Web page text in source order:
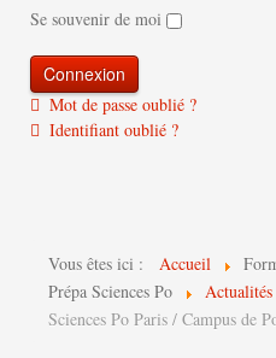
Se souvenir de moi
Mot de passe oublié ?
Identifiant oublié ?
Vous êtes ici : Accueil
Prépa Sciences Po
Sciences Po Paris / Campus de